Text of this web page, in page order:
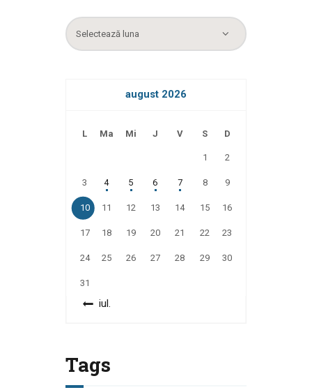
Arhiva
august 2026
L Ma Mi J V S D
1 2
3 4 5 6 7 8 9
10 11 12 13 14 15 16
17 18 19 20 21 22 23
24 25 26 27 28 29 30
31
« iul.
Tags